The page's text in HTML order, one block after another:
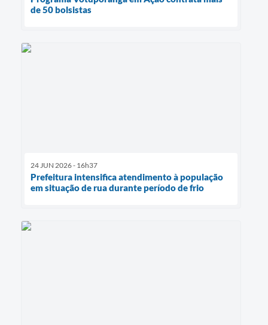
de 50 bolsistas
24 JUN 2026 - 16h37
Prefeitura intensifica atendimento à população
em situação de rua durante período de frio